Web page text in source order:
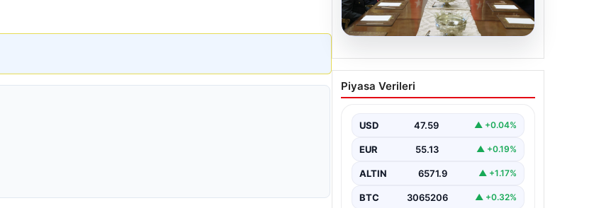
Türk Hava Kuvvetleri’nin
ilk kadın paşası Özlem
Piyasa Verileri
USD 47.59 ▲ +0.04%
EUR 55.13 ▲ +0.19%
ALTIN 6571.9 ▲ +1.17%
BTC 3065206 ▲ +0.32%